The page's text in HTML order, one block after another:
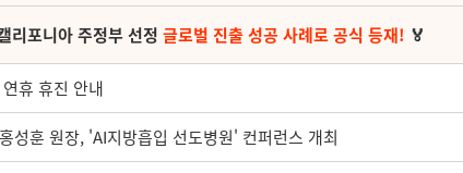
리포니아 주정부 선정 글로벌 진출 성공 사례로 공식 등재! 🏅
휴 휴진 안내
성훈 원장, 'AI지방흡입 선도병원' 컨퍼런스 개최